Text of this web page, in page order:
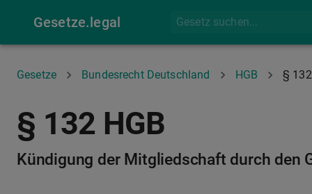
Gesetze.legal
Gesetze Bundesrecht Deutschland HGB § 132
§ 132 HGB
Kündigung der Mitgliedschaft durch den